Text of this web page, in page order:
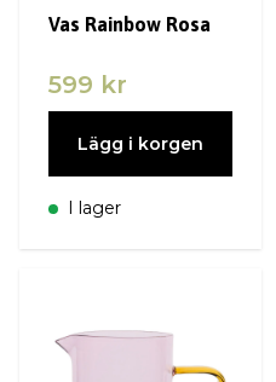
Vas Rainbow Rosa
599 kr
Lägg i korgen
I lager